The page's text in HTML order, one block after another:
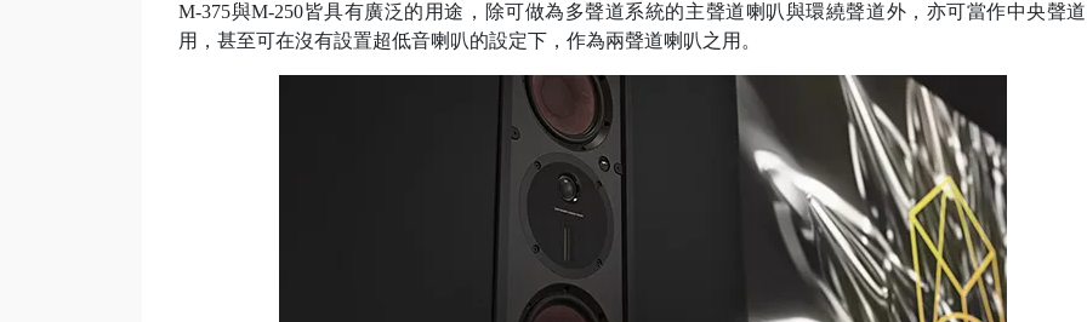
M-375與M-250皆具有廣泛的用途，除可做為多聲道系統的主聲道喇叭與環繞聲道外，亦可當作中央聲
用，甚至可在沒有設置超低音喇叭的設定下，作為兩聲道喇叭之用。